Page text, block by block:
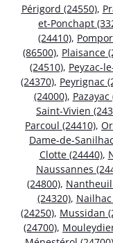
Périgord (24550),
et-Ponchapt
(24410),
(86500), Plaisance
(24510), Peyzac-
(24370), Peyrignac
(24000), Pazayac
Saint-Vivien
Parcoul (24410),
Dame-de-
Clotte (24440),
Naussannes
(24800), Nantheuil
(24320), Nailhac
(24250), Mussidan
(24700),